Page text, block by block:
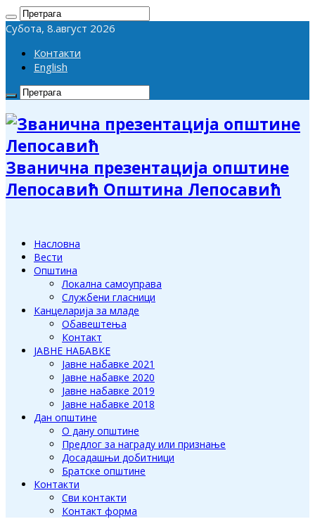
Субота, 8.август 2026
Контакти
English
Званична презентација општине
Лепосавић Општина Лепосавић
Насловна
Вести
Општина
Локална самоуправа
Службени гласници
Канцеларија за младе
Обавештења
Контакт
ЈАВНЕ НАБАВКЕ
Јавне набавке 2021
Јавне набавке 2020
Јавне набавке 2019
Јавне набавке 2018
Дан општине
О дану општине
Предлог за награду или признање
Досадашњи добитници
Братске општине
Контакти
Сви контакти
Контакт форма